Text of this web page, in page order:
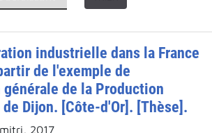
industrielle dans la France
de l'exemple de
de la Production
Dijon. [Côte-d'Or]. [Thèse].
2017